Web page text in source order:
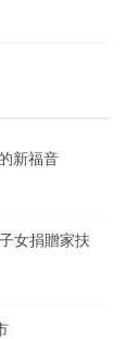
新福音
女捐贈家扶